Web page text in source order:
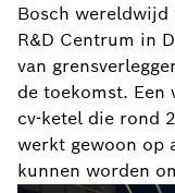
Bosch
R&D Centrum in
van
de toekomst. Een
cv-ketel die rond
werkt gewoon op
kunnen worden